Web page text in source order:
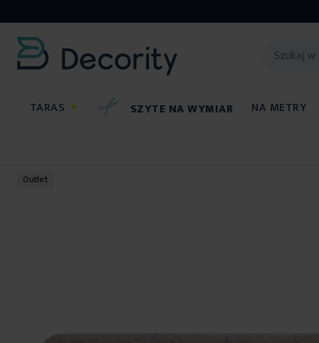
TARAS ☀ SZYTE NA WYMIAR NA METRY
Outlet